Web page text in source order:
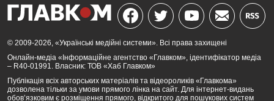
© 2009-2026, «Українські медійні системи». Всі права захищені
Онлайн-медіа «Інформаційне агентство «Главком», ідентифікатор медіа
– R40-01991. Власник: ТОВ «Хаб Главком»
Публікація всіх авторських матеріалів та відеороликів «Главкома»
дозволена тільки за умови прямого лінка на сайт. Для інтернет-видань
обов’язковим є розміщення прямого, відкритого для пошукових систем